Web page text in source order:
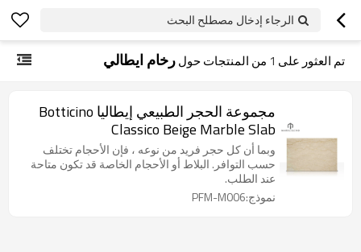
الرجاء إدخال مصطلح البحث
تم العثور على 1 من المنتجات حولرخام ايطالي
مجموعة الحجر الطبيعي إيطاليا Botticino
Classico Beige Marble Slab
وبما أن كل حجر فريد من نوعه ، فإن الأحجام تختلف
حسب التوافر. البلاط أو الأحجام الخاصة قد تكون متاحة
عند الطلب.
نموذج:PFM-M006